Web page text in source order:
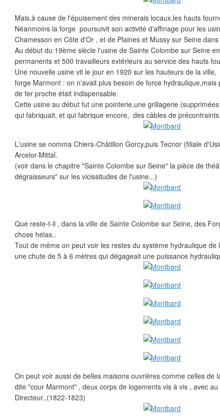
Mais,à cause de l'épuisement des minerais locaux,les hauts
Néanmoins la forge poursuivit son activité d'affinage pour les
Chamesson en Côte d'Or , et de Plaines et Mussy sur Seine
Au début du 19ème siècle l'usine de Sainte Colombe sur Seine
permanents et 500 travailleurs extérieurs au service des hauts
Une nouvelle usine vit le jour en 1920 sur les hauteurs de la
forge Marmont : on n'avait plus besoin de force
de fer proche était indispensable.
Cette usine au début fut une pointerie,une grillagerie
qui fabriquait, et qui fabrique encore, des câbles de
L'usine se nomma Chiers-Châtillon Gorcy,puis Tecnor (filiale
Arcelor-Mittal.
(voir dans le chapitre "Sainte Colombe sur Seine" la pièce de
dégraisseurs" sur les vicissitudes de l'usine...)
Que reste-t-il , dans la ville de Sainte Colombe sur Seine, des
chose hélas..
Tout de même on peut voir les restes du système hydraulique
une chute de 5 à 6 mètres qui dégageait une puissance
On peut voir aussi de belles maisons ouvrières comme celles de
dite "cour Marmont" , deux corps de logements vis à vis , avec
Directeur..(1822-1823)